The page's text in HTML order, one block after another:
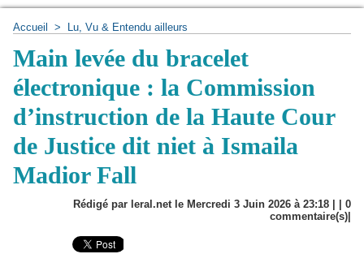
Accueil > Lu, Vu & Entendu ailleurs
Main levée du bracelet
électronique : la Commission
d’instruction de la Haute Cour
de Justice dit niet à Ismaila
Madior Fall
Rédigé par leral.net le Mercredi 3 Juin 2026 à 23:18 | | 0
commentaire(s)|